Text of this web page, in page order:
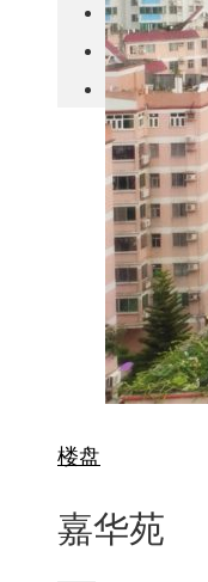
房产政策
中国
其他
楼盘
嘉华苑